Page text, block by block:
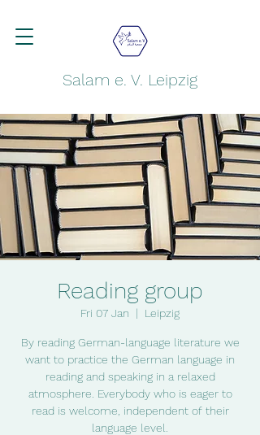
Salam e. V. Leipzig
Reading group
Fri 07 Jan
  |
Leipzig
By reading German-language literature we
want to practice the German language in
reading and speaking in a relaxed
atmosphere. Everybody who is eager to
read is welcome, independent of their
language level.